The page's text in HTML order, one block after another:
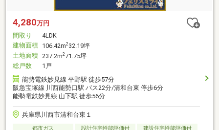
4,280万円
間取り
4LDK
建物面積 106.42m232.19坪
土地面積 237.2m271.75坪
総戸数
1戸
能勢電鉄妙見線 平野駅 徒歩57分
阪急宝塚線 川西能勢口駅 バス22分/清和台東 停歩6分
能勢電鉄妙見線 山下駅 徒歩56分
兵庫県川西市清和台東１
都市ガス 設計住宅性能評価付
建設住宅性能評価付